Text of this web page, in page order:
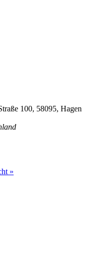
100, 58095, Hagen
»